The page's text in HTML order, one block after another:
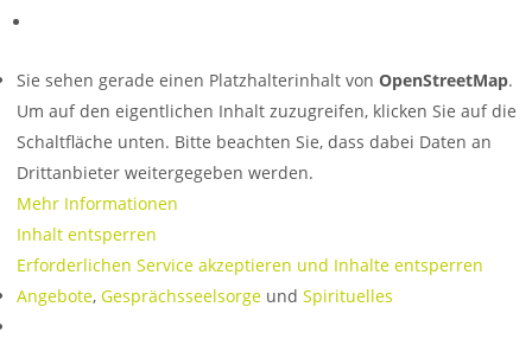
Sie sehen gerade einen Platzhalterinhalt von OpenStreetMap.
Um auf den eigentlichen Inhalt zuzugreifen, klicken Sie auf die
Schaltfläche unten. Bitte beachten Sie, dass dabei Daten an
Drittanbieter weitergegeben werden.
Mehr Informationen
Inhalt entsperren
Erforderlichen Service akzeptieren und Inhalte entsperren
Angebote, Gesprächsseelsorge und Spirituelles